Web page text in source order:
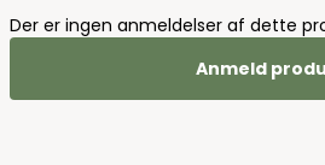
Der er ingen anmeldelser af dette
Anmeld